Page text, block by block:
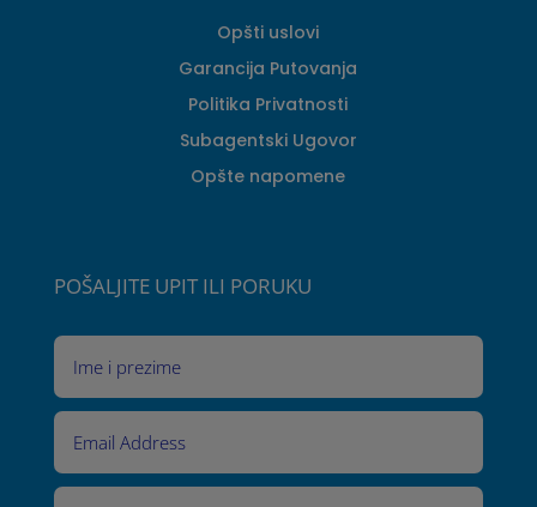
Opšti uslovi
Garancija Putovanja
Politika Privatnosti
Subagentski Ugovor
Opšte napomene
POŠALJITE UPIT ILI PORUKU